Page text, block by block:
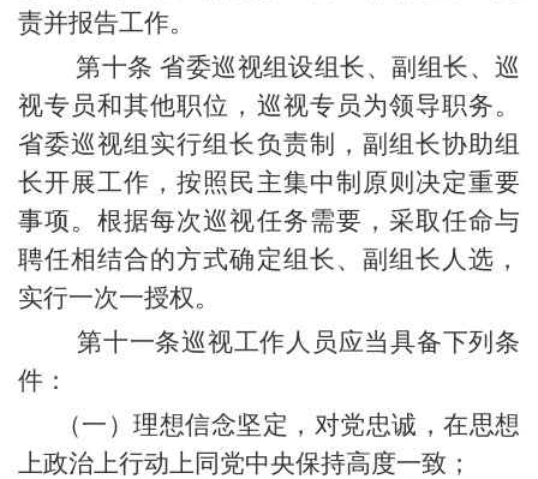
责并报告工作。
第十条 省委巡视组设组长、副组长、巡
视专员和其他职位，巡视专员为领导职务。
省委巡视组实行组长负责制，副组长协助组
长开展工作，按照民主集中制原则决定重要
事项。根据每次巡视任务需要，采取任命与
聘任相结合的方式确定组长、副组长人选，
实行一次一授权。
第十一条巡视工作人员应当具备下列条
件：
（一）理想信念坚定，对党忠诚，在思想
上政治上行动上同党中央保持高度一致；